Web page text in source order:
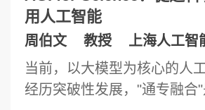
而不是逼近论问题”，由此揭
型架构设计的一个新原理与
新原理与新方法，我们提出
构的一个新大模型架构—深
们也提出“回到无限维系统来
用人工智能
周伯文 教授
上海人工智
当前，以大模型为核心的人
经历突破性发展，"通专融合